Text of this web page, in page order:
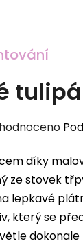
díky
ze stovek
lepkavé
který se